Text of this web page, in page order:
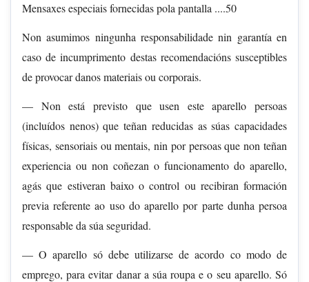
Mensaxes especiais fornecidas pola pantalla ....50
Non asumimos ningunha responsabilidade nin garantía en
caso de incumprimento destas recomendacións susceptibles
de provocar danos materiais ou corporais.
— Non está previsto que usen este aparello persoas
(incluídos nenos) que teñan reducidas as súas capacidades
físicas, sensoriais ou mentais, nin por persoas que non teñan
experiencia ou non coñezan o funcionamento do aparello,
agás que estiveran baixo o control ou recibiran formación
previa referente ao uso do aparello por parte dunha persoa
responsable da súa seguridad.
— O aparello só debe utilizarse de acordo co modo de
emprego, para evitar danar a súa roupa e o seu aparello. Só